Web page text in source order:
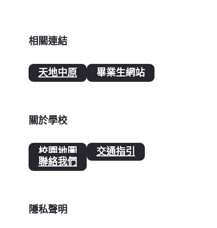
相關連結
天地中原 畢業生網站
關於學校
校園地圖 交通指引
聯絡我們
隱私聲明